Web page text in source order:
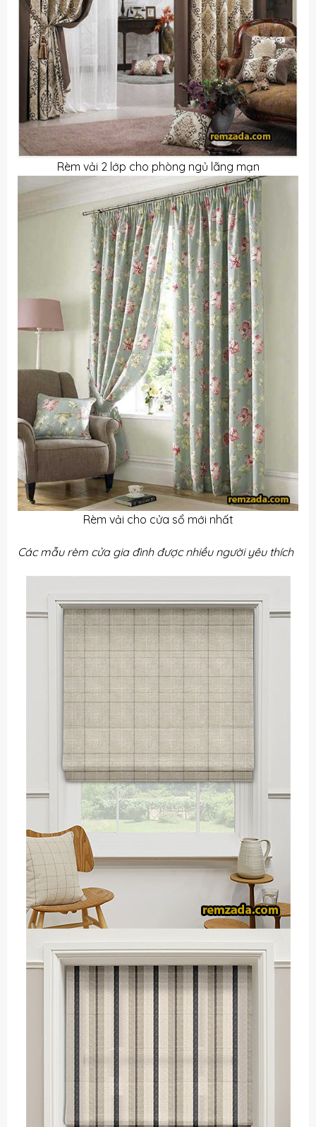
Rèm vải 2 lớp cho phòng ngủ lãng mạn
Rèm vải cho cửa sổ mới nhất
Các mẫu rèm cửa gia đình được nhiều người yêu thích